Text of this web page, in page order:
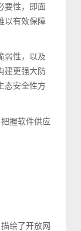
要性，即面
以有效保障
弱性，以及
建更强大防
态安全性方
握软件供应
绘了开放网